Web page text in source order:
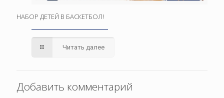
НАБОР ДЕТЕЙ В БАСКЕТБОЛ!
Читать далее
Добавить комментарий